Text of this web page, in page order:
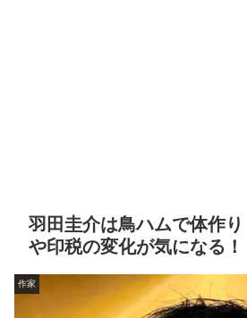
羽田圭介は鳥ハムで体作
や印税の変化が気になる！
作家